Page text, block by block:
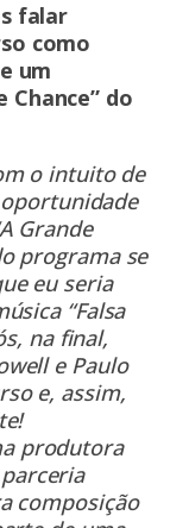
falar
como
um
Chance” do
o intuito de
Grande
programa se
eu seria
“Falsa
na final,
e Paulo
e, assim,
produtora
composição